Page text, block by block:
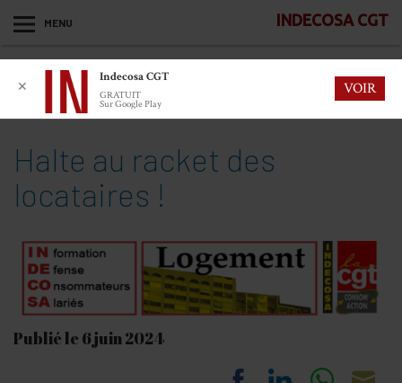
MENU INDECOSA CGT
Halte au racket des
locataires !
Publié le 6 juin 2024
✕
Indecosa CGT
GRATUIT
Sur Google Play
VOIR